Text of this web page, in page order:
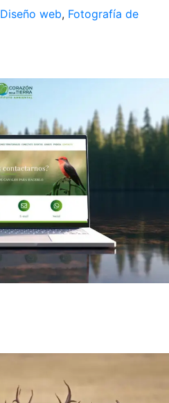
Diseño web, Fotografía de